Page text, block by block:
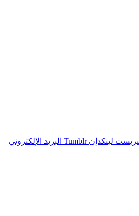
لينكدإن Tumblr البريد الإلكتروني